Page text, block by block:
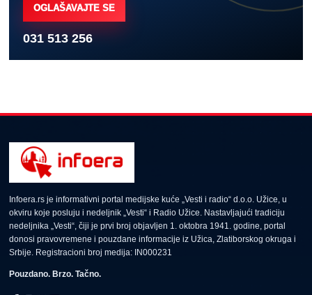
OGLAŠAVAJTE SE
031 513 256
Infoera.rs je informativni portal medijske kuće „Vesti i radio“ d.o.o. Užice, u
okviru koje posluju i nedeljnik „Vesti“ i Radio Užice. Nastavljajući tradiciju
nedeljnika „Vesti“, čiji je prvi broj objavljen 1. oktobra 1941. godine, portal
donosi pravovremene i pouzdane informacije iz Užica, Zlatiborskog okruga i
Srbije. Registracioni broj medija: IN000231
Pouzdano. Brzo. Tačno.